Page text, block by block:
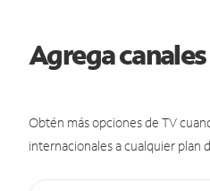
Agrega
Obtén más opciones de TV
internacionales a cualquier plan